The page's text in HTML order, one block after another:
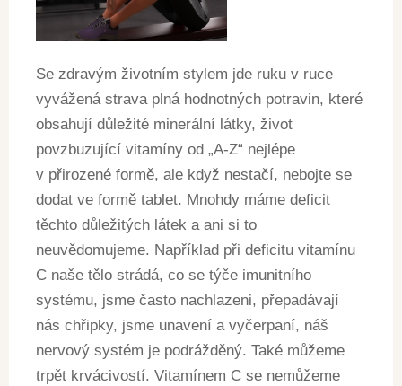
Se zdravým životním stylem jde ruku v ruce
vyvážená strava plná hodnotných potravin, které
obsahují důležité minerální látky, život
povzbuzující vitamíny od „A-Z“ nejlépe
v přirozené formě, ale když nestačí, nebojte se
dodat ve formě tablet. Mnohdy máme deficit
těchto důležitých látek a ani si to
neuvědomujeme. Například při deficitu vitamínu
C naše tělo strádá, co se týče imunitního
systému, jsme často nachlazeni, přepadávají
nás chřipky, jsme unavení a vyčerpaní, náš
nervový systém je podrážděný. Také můžeme
trpět krvácivostí. Vitamínem C se nemůžeme